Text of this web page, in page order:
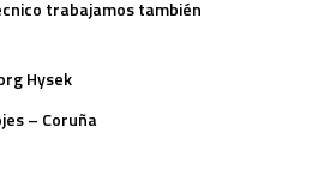
trabajamos también
Hysek
– Coruña